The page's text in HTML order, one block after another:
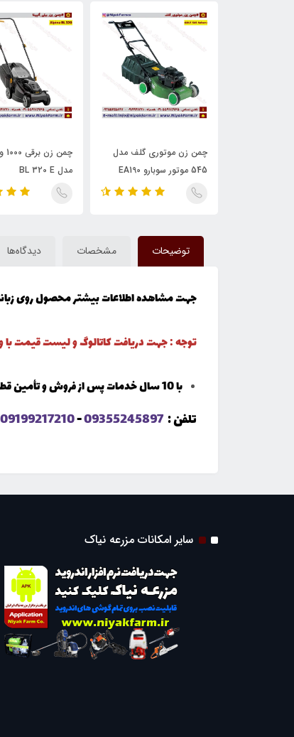
چمن زن موتوری گلف مدل
545 موتور سوبارو EA190
مدل BL 320 E
توضیحات مشخصات دیدگاه‌ها
جهت مشاهده اطلاعات بیشتر محصول روی
توجه : جهت دریافت کاتالوگ و لیست قیمت
با 10 سال خدمات پس از فروش و تأمین قطعات
تلفن :09355245897
-
09199217210
سایر امکانات مزرعه نیاک